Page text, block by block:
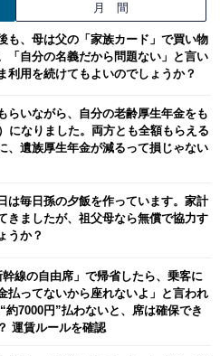
月 間
も、母は父の「家族カード」で買い物
「自分の名義だから問題ない」と言い
利用を続けてもよいのでしょうか？
らいながら、自分の老齢厚生年金をも
になりました。両方とも全額もらえる
、遺族厚生年金が減るって損じゃない
は毎日孫の夕飯を作っています。家計
きましたが、祖父母なら無償で協力す
うか？
線の自由席」で帰省したら、乗客に
払ってないから座れないよ」と言われ
約7000円”払わないと、席は確保でき
運賃ルールを確認